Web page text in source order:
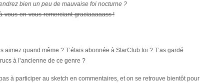
bien un peu de mauvaise foi nocturne ?
vous-en-vous-remerciant-graciaaaaass !
aimez quand même ? T’étais abonnée à StarClub toi ? T’as gardé
à l’ancienne de ce genre ?
à participer au sketch en commentaires, et on se retrouve bientôt pour